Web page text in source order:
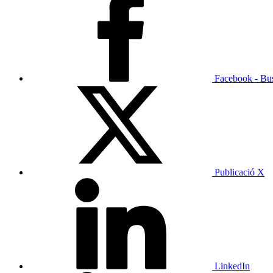
Facebook -
Publicació X
LinkedIn